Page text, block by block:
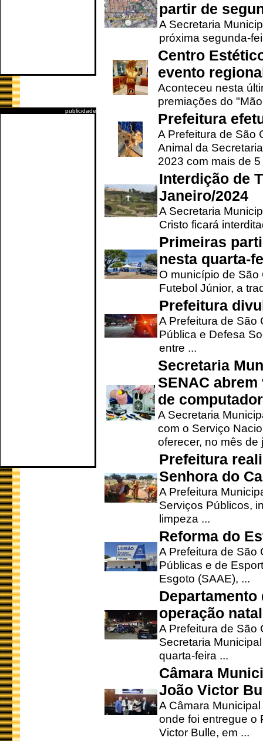
publicidade
partir de
A Secretaria
próxima segunda-
Centro
evento
Aconteceu nesta
premiações do
Prefeitura
A Prefeitura de São
Animal da
2023 com mais de 5
Interdição de
Janeiro/2024
A Secretaria
Cristo ficará
Primeiras
nesta quarta-
O município de
Futebol Júnior, a
Prefeitura
A Prefeitura de São
Pública e Defesa
entre ...
Secretaria
SENAC
de
A Secretaria
com o Serviço
oferecer, no mês de
Prefeitura
Senhora do
A Prefeitura
Serviços Públicos,
limpeza ...
Reforma do
A Prefeitura de São
Públicas e de
Esgoto (SAAE), ...
operação
A Prefeitura de São
Secretaria
quarta-feira ...
Câmara
João Victor
A Câmara
onde foi entregue o
Victor Bulle, em ...